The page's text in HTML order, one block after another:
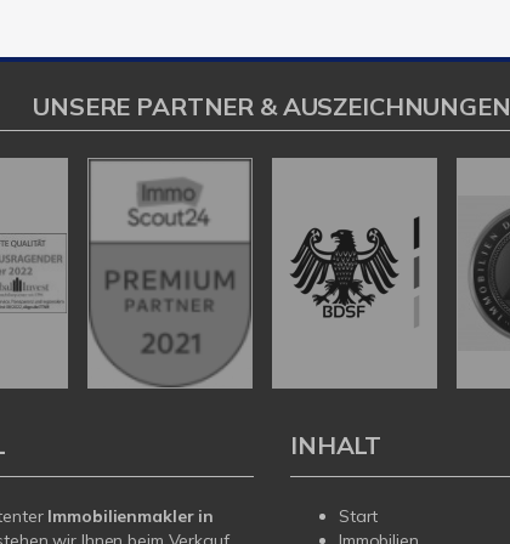
UNSERE PARTNER & AUSZEICHNUNGEN
Immobilienmakler in
INHALT
Start